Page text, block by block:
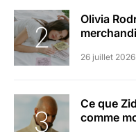
Olivia
26 juillet 2026
Ce que
comme